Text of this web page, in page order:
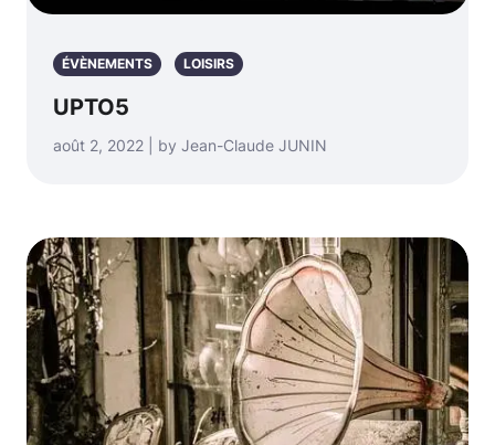
ÉVÈNEMENTS LOISIRS
UPTO5
août 2, 2022 | by Jean-Claude JUNIN